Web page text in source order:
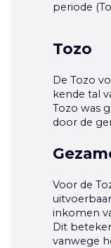
periode
Tozo
De Tozo
kende tal
Tozo was
door de
Voor de
inkomen
Dit
vanwege